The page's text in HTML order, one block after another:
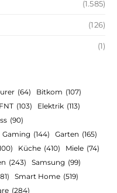
(1.585)
(126)
(1)
(64) Bitkom (107)
(103) Elektrik (113)
(90)
Gaming (144) Garten (165)
Küche (410) Miele (74)
(243) Samsung (99)
Smart Home (519)
(284)